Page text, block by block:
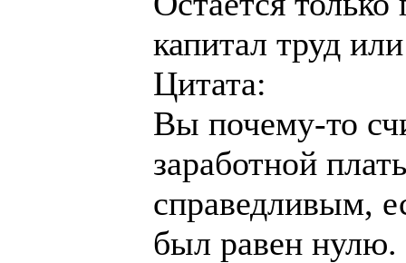
капитал труд
Цитата:
Вы почему-то
заработной
справедливым,
был равен нулю.